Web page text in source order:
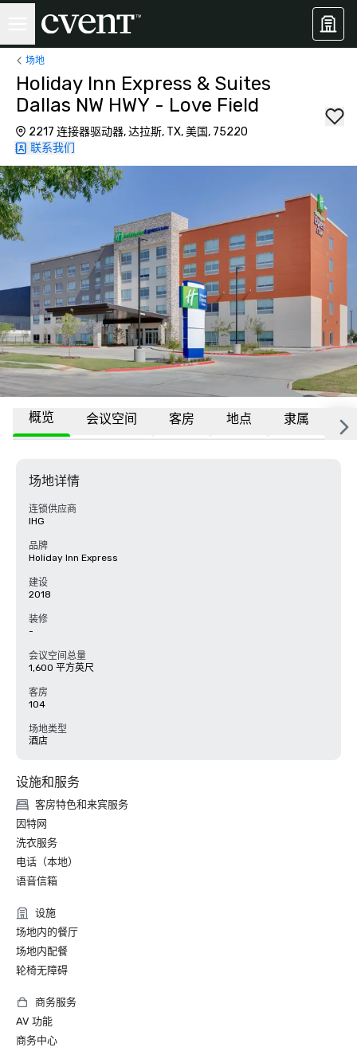
场地
Holiday Inn Express & Suites
Dallas NW HWY - Love Field
2217 连接器驱动器, 达拉斯, TX, 美国, 75220
联系我们
概览 会议空间 客房 地点 隶属 常
场地详情
连锁供应商
IHG
品牌
Holiday Inn Express
建设
2018
装修
-
会议空间总量
1,600 平方英尺
客房
104
场地类型
酒店
设施和服务
客房特色和来宾服务
因特网
洗衣服务
电话（本地）
语音信箱
设施
场地内的餐厅
场地内配餐
轮椅无障碍
商务服务
AV 功能
商务中心